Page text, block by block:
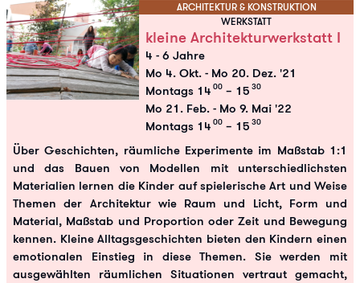
ARCHITEKTUR & KONSTRUKTION
WERKSTATT
kleine Architekturwerkstatt I
4 - 6 Jahre
Mo 4. Okt. - Mo 20. Dez. '21
Montags 14 00 – 15 30
Mo 21. Feb. - Mo 9. Mai '22
Montags 14 00 – 15 30
Über Geschichten, räumliche Experimente im Maßstab 1:1
und das Bauen von Modellen mit unterschiedlichsten
Materialien lernen die Kinder auf spielerische Art und Weise
Themen der Architektur wie Raum und Licht, Form und
Material, Maßstab und Proportion oder Zeit und Bewegung
kennen. Kleine Alltagsgeschichten bieten den Kindern einen
emotionalen Einstieg in diese Themen. Sie werden mit
ausgewählten räumlichen Situationen vertraut gemacht,